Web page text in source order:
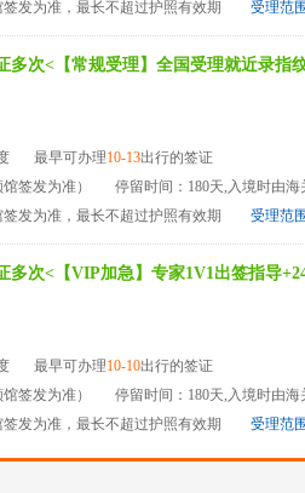
发为准，最长不超过护照有效期
受理范围
多次<【常规受理】全国受理就近录指
最早可办理10-13出行的签证
签发为准）
停留时间：180天,入境时由海
发为准，最长不超过护照有效期
受理范围
多次<【VIP加急】专家1V1出签指导
最早可办理10-10出行的签证
签发为准）
停留时间：180天,入境时由海
发为准，最长不超过护照有效期
受理范围